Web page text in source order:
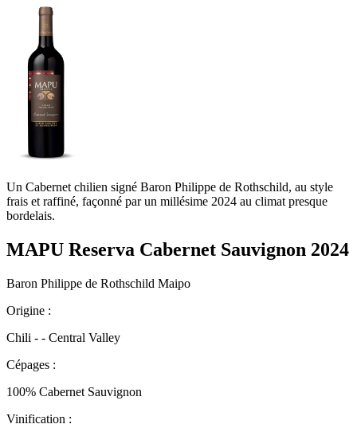
Un Cabernet chilien signé Baron Philippe de Rothschild, au style
frais et raffiné, façonné par un millésime 2024 au climat presque
bordelais.
MAPU Reserva Cabernet Sauvignon 2024
Baron Philippe de Rothschild Maipo
Origine :
Chili - - Central Valley
Cépages :
100% Cabernet Sauvignon
Vinification :